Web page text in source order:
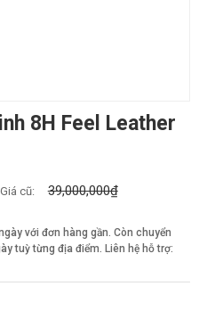
8H Feel Leather
Giá cũ: 39,000,000₫
với đơn hàng gần. Còn chuyển
tuỳ từng địa điểm. Liên hệ hỗ trợ: